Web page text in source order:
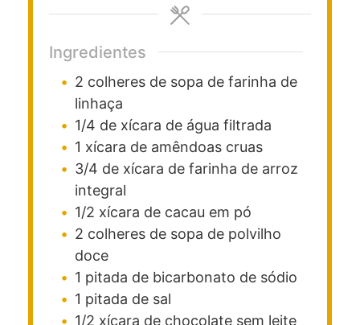
Ingredientes
2 colheres de sopa de farinha de
linhaça
1/4 de xícara de água filtrada
1 xícara de amêndoas cruas
3/4 de xícara de farinha de arroz
integral
1/2 xícara de cacau em pó
2 colheres de sopa de polvilho
doce
1 pitada de bicarbonato de sódio
1 pitada de sal
1/2 xícara de chocolate sem leite